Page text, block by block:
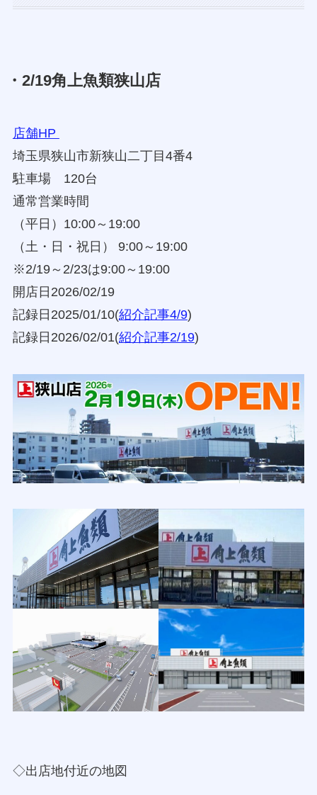
・2/19角上魚類狭山店
店舗HP
埼⽟県狭⼭市新狭⼭⼆丁⽬4番4
駐車場 120台
通常営業時間
（平日）10:00～19:00
（土・日・祝日） 9:00～19:00
※2/19～2/23は9:00～19:00
開店日2026/02/19
記録日2025/01/10(紹介記事4/9)
記録日2026/02/01(紹介記事2/19)
◇出店地付近の地図